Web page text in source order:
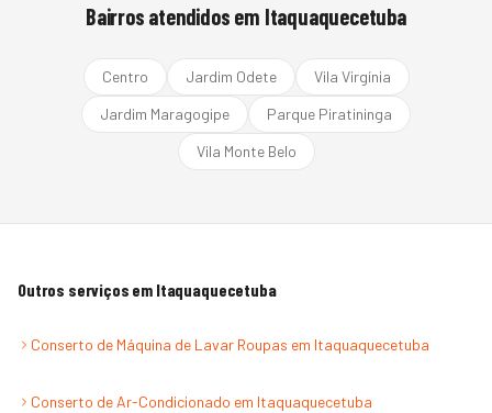
Bairros atendidos em Itaquaquecetuba
Centro Jardim Odete
Vila Virgínia
Jardim Maragogipe
Parque Piratininga
Vila Monte Belo
Outros serviços em Itaquaquecetuba
Conserto de Máquina de Lavar Roupas em Itaquaquecetuba
Conserto de Ar-Condicionado em Itaquaquecetuba